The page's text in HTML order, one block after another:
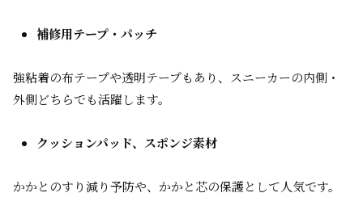
補修用テープ・パッチ
強粘着の布テープや透明テープもあり、スニーカーの内側・
外側どちらでも活躍します。
クッションパッド、スポンジ素材
かかとのすり減り予防や、かかと芯の保護として人気です。